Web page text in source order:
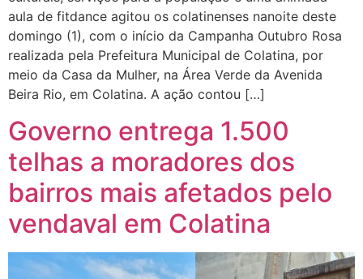
aula de fitdance agitou os colatinenses nanoite deste
domingo (1), com o início da Campanha Outubro Rosa
realizada pela Prefeitura Municipal de Colatina, por
meio da Casa da Mulher, na Área Verde da Avenida
Beira Rio, em Colatina. A ação contou […]
Governo entrega 1.500
telhas a moradores dos
bairros mais afetados pelo
vendaval em Colatina